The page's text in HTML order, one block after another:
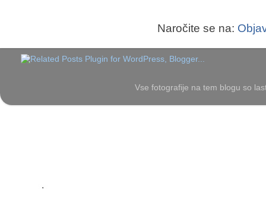
Naročite se na:
Vse fotografije na tem blogu so